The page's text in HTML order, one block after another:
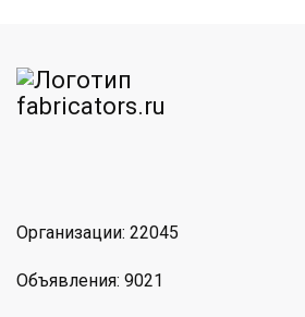
Организации: 22045
Объявления: 9021